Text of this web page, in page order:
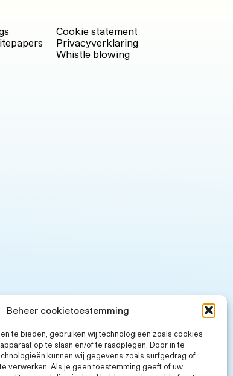
Beheer cookietoestemming
te bieden, gebruiken wij technologieën zoals cookies
op te slaan en/of te raadplegen. Door in te
kunnen wij gegevens zoals surfgedrag of
verwerken. Als je geen toestemming geeft of uw
Cookie statement
Privacyverklaring
Whistle blowing